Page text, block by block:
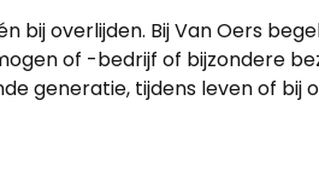
overlijden. Bij Van Oers
of -bedrijf of bijzondere
generatie, tijdens leven of bij